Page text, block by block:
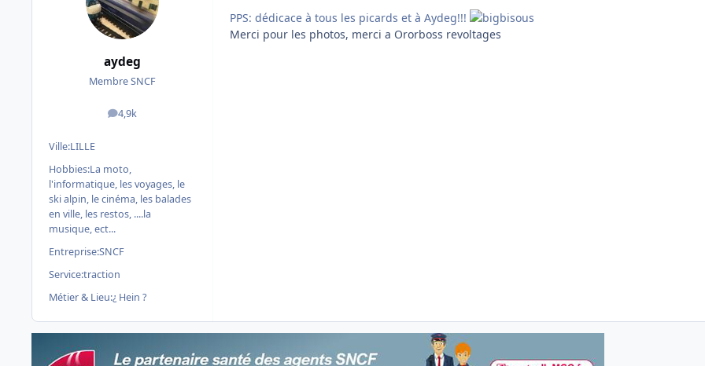
aydeg
Membre SNCF
4,9k
messages
Ville:LILLE
Hobbies:La moto,
l'informatique, les voyages, le
ski alpin, le cinéma, les balades
en ville, les restos, ....la
musique, ect...
Entreprise:SNCF
Service:traction
Métier & Lieu:¿ Hein ?
PPS: dédicace à tous les picards et à Aydeg!!!
Merci pour les photos, merci a Ororboss revoltages